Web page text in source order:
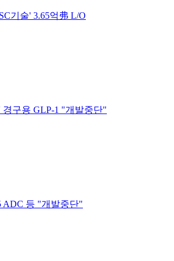
기술' 3.65억弗 L/O
구용 GLP-1 "개발중단"
ADC 등 "개발중단"